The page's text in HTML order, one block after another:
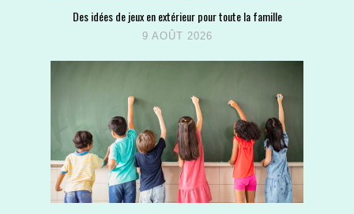
Des idées de jeux en extérieur pour toute la famille
9 AOÛT 2026